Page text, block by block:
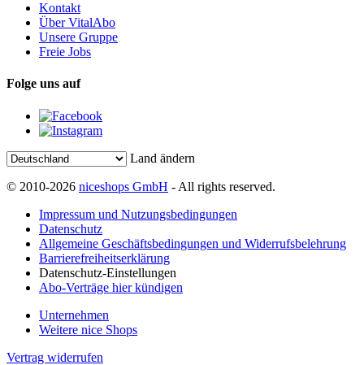
Kontakt
Über VitalAbo
Unsere Gruppe
Freie Jobs
Folge uns auf
Land ändern
© 2010-2026 niceshops GmbH - All rights reserved.
Impressum und Nutzungsbedingungen
Datenschutz
Allgemeine Geschäftsbedingungen und Widerrufsbelehrung
Barrierefreiheitserklärung
Datenschutz-Einstellungen
Abo-Verträge hier kündigen
Unternehmen
Weitere nice Shops
Vertrag widerrufen